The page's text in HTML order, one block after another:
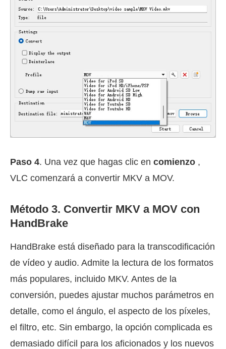
Paso 4. Una vez que hagas clic en comienzo ,
VLC comenzará a convertir MKV a MOV.
Método 3. Convertir MKV a MOV con
HandBrake
HandBrake está diseñado para la transcodificación
de vídeo y audio. Admite la lectura de los formatos
más populares, incluido MKV. Antes de la
conversión, puedes ajustar muchos parámetros en
detalle, como el ángulo, el aspecto de los píxeles,
el filtro, etc. Sin embargo, la opción complicada es
demasiado difícil para los aficionados y los nuevos